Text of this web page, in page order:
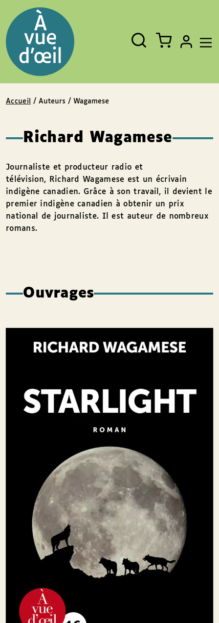
Fermer
Rechercher
un
livre,
un
auteur,
un
EAN
Accueil / Auteurs / Wagamese
Richard Wagamese
Journaliste et producteur radio et
télévision, Richard Wagamese est un écrivain
indigène canadien. Grâce à son travail, il devient le
premier indigène canadien à obtenir un prix
national de journaliste. Il est auteur de nombreux
romans.
Ouvrages